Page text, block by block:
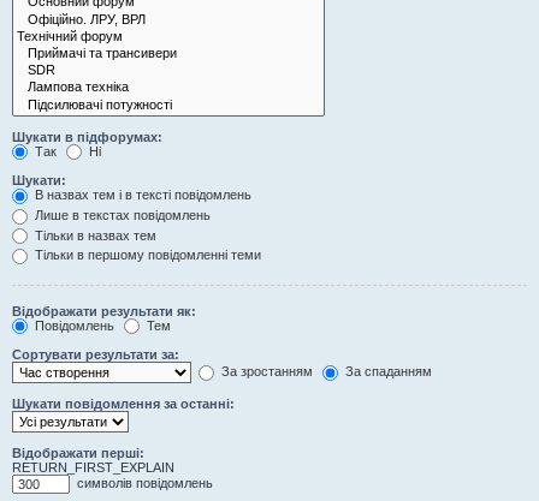
Шукати в підфорумах:
Так
Ні
Шукати:
В назвах тем і в тексті повідомлень
Лише в текстах повідомлень
Тільки в назвах тем
Тільки в першому повідомленні теми
Відображати результати як:
Повідомлень
Тем
Сортувати результати за:
За зростанням
За спаданням
Шукати повідомлення за останні:
Відображати перші:
RETURN_FIRST_EXPLAIN
символів повідомлень